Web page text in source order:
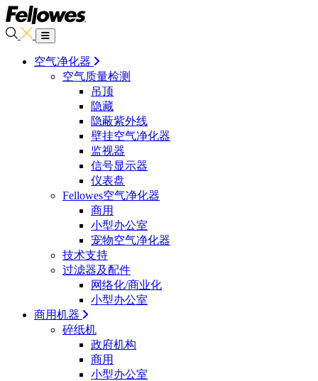
空气净化器
空气质量检测
吊顶
隐藏
隐蔽紫外线
壁挂空气净化器
监视器
信号显示器
仪表盘
Fellowes空气净化器
商用
小型办公室
宠物空气净化器
技术支持
过滤器及配件
网络化/商业化
小型办公室
商用机器
碎纸机
政府机构
商用
小型办公室